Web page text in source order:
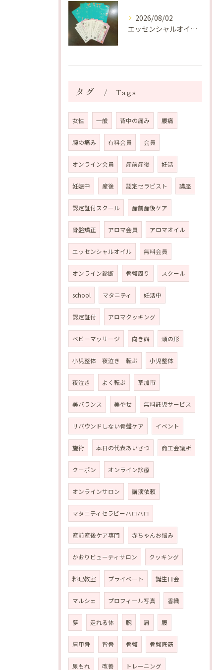
2026/08/02
エッセンシャルオイルプレゼントご当選番号発表 2026年8月
タグ Tags
女性 一般 背中の痛み 腰痛
腕の痛み 有料会員 会員
オンライン会員 産前産後 妊活
妊娠中 産後 認定セラピスト 講座
認定証付スクール 産前産後ケア
骨盤矯正 アロマ会員 アロマオイル
エッセンシャルオイル 無料会員
オンライン診断 骨盤周り スクール
school マタニティ 妊活中
認定証付 アロマクッキング
ベビーマッサージ 向き癖 頭の形
小児整体 夜泣き 転ぶ 小児整体
夜泣き よく転ぶ 草加市
美バランス 美やせ 無料託児サービス
リバウンドしない骨盤ケア イベント
施術 本日の代表あいさつ 商工会議所
クーポン オンライン診療
オンラインサロン 講演依頼
マタニティセラピーハロハロ
産前産後ケア専門 赤ちゃんお悩み
かおりビューティサロン クッキング
料理教室 プライベート 誕生日会
マルシェ プロフィール写真 香織
夢 走れる体 腕 肩 腰
肩甲骨 背骨 骨盤 骨盤底筋
尿もれ 改善 トレーニング